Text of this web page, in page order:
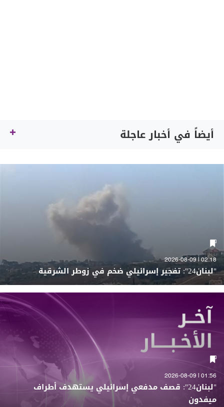
أيضاً في أخبار عاجلة
02:18 | 2026-08-09
"لبنان24": تفجير إسرائيلي ضخم في زوطر الشرقية
01:56 | 2026-08-09
"لبنان24": قصف مدفعي إسرائيلي يستهدف أطراف
ميفدون